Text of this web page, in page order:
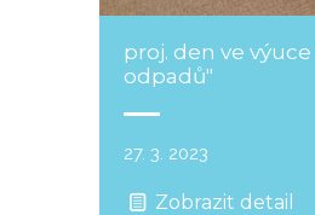
proj. den ve
odpadů"
27. 3. 2023
Zobrazit detail